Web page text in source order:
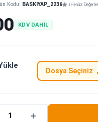
Kodu: BASKIYAP_2236 (Henüz
KDV DAHİL
Dosya Seçiniz
+